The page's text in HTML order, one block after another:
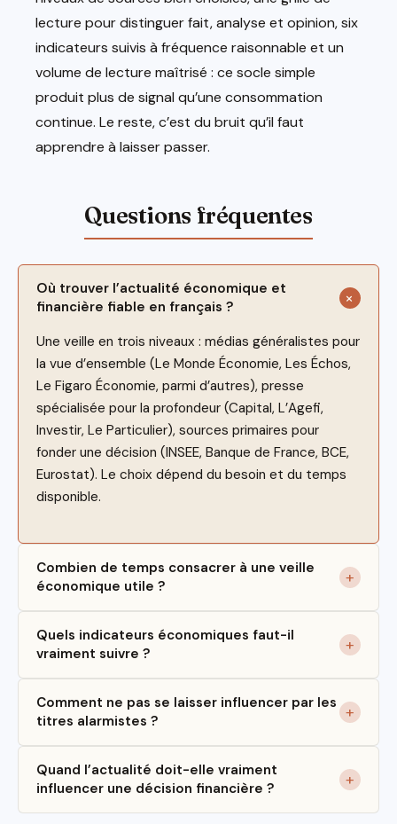
lecture pour distinguer fait, analyse et opinion, six
indicateurs suivis à fréquence raisonnable et un
volume de lecture maîtrisé : ce socle simple
produit plus de signal qu’une consommation
continue. Le reste, c’est du bruit qu’il faut
apprendre à laisser passer.
Où trouver l’actualité économique et
financière fiable en français ?
Une veille en trois niveaux : médias généralistes pour
la vue d’ensemble (Le Monde Économie, Les Échos,
Le Figaro Économie, parmi d’autres), presse
spécialisée pour la profondeur (Capital, L’Agefi,
Investir, Le Particulier), sources primaires pour
fonder une décision (INSEE, Banque de France, BCE,
Eurostat). Le choix dépend du besoin et du temps
disponible.
Combien de temps consacrer à une veille
économique utile ?
Quels indicateurs économiques faut-il
vraiment suivre ?
Comment ne pas se laisser influencer par les
titres alarmistes ?
Quand l’actualité doit-elle vraiment
influencer une décision financière ?